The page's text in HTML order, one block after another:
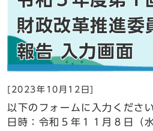
財政改革推進委
報告 入力画面
[2023年10月12日]
以下のフォームに入力ください
日時：令和５年１１月８日（